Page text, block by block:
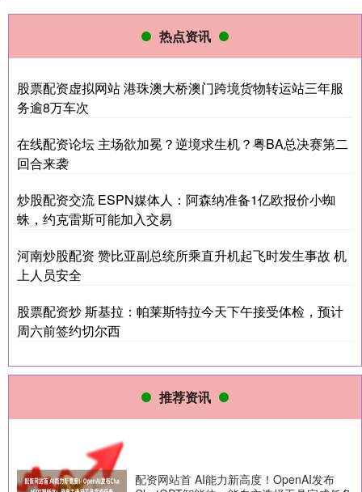
热点资讯
股票配资虚拟网站 港珠澳大桥澳门跨境货物转运站三年服
务逾8万车次
在线配资论坛 主场欲加冕？逆境求生机？粤BA总决赛第二
回合来袭
炒股配资交流 ESPN媒体人：阿森纳准备1亿欧报价小蜘
蛛，约克雷斯可能加入交易
河南炒股配资 赞比亚副总统所乘直升机起飞时发生事故 机
上人员安全
股票配资炒 斯基拉：帕莱斯特拉今天下午接受体检，预计
周六前签约切尔西
推荐资讯
配资网站首 AI能力新高度！OpenAI发布